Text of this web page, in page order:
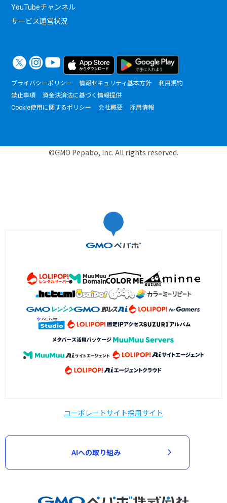
YouTubeチャンネル
サービス運営状況
プライバシーポリシー 情報セキュリティ基本方針
利用規約
禁止事項
資金決済法に基づく情報提供
Cookie使用に関するポリシー
会社概要 採用情報
©GMO Pepabo, Inc. All rights reserved.
コーポレートサイト採用サイト
AIへの取り組み